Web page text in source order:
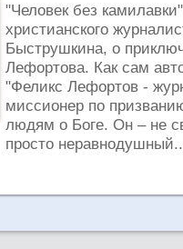
"Человек без
христианского
Быструшкина, о
Лефортова. Как сам
"Феликс Лефортов -
миссионер по
людям о Боге. Он – не
просто